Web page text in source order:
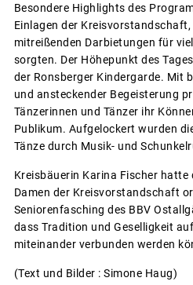
Besondere Highlights des
Einlagen der
mitreißenden Darbietungen für
sorgten. Der Höhepunkt des
der Ronsberger Kindergarde. Mit
und ansteckender Begeisterung
Tänzerinnen und Tänzer ihr
Publikum. Aufgelockert wurden
Tänze durch Musik- und
Kreisbäuerin Karina Fischer
Damen der Kreisvorstandschaft
Seniorenfasching des BBV
dass Tradition und Geselligkeit
miteinander verbunden werden
(Text und Bilder : Simone Haug)